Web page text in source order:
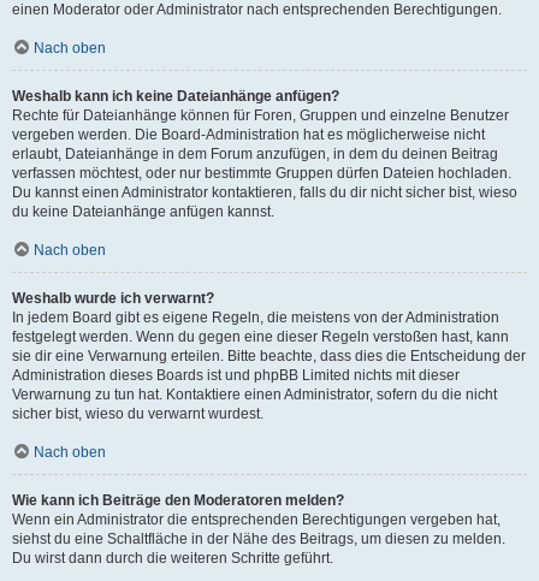
einen Moderator oder Administrator nach entsprechenden Berechtigungen.
Nach oben
Weshalb kann ich keine Dateianhänge anfügen?
Rechte für Dateianhänge können für Foren, Gruppen und einzelne Benutzer
vergeben werden. Die Board-Administration hat es möglicherweise nicht
erlaubt, Dateianhänge in dem Forum anzufügen, in dem du deinen Beitrag
verfassen möchtest, oder nur bestimmte Gruppen dürfen Dateien hochladen.
Du kannst einen Administrator kontaktieren, falls du dir nicht sicher bist, wieso
du keine Dateianhänge anfügen kannst.
Nach oben
Weshalb wurde ich verwarnt?
In jedem Board gibt es eigene Regeln, die meistens von der Administration
festgelegt werden. Wenn du gegen eine dieser Regeln verstoßen hast, kann
sie dir eine Verwarnung erteilen. Bitte beachte, dass dies die Entscheidung der
Administration dieses Boards ist und phpBB Limited nichts mit dieser
Verwarnung zu tun hat. Kontaktiere einen Administrator, sofern du die nicht
sicher bist, wieso du verwarnt wurdest.
Nach oben
Wie kann ich Beiträge den Moderatoren melden?
Wenn ein Administrator die entsprechenden Berechtigungen vergeben hat,
siehst du eine Schaltfläche in der Nähe des Beitrags, um diesen zu melden.
Du wirst dann durch die weiteren Schritte geführt.